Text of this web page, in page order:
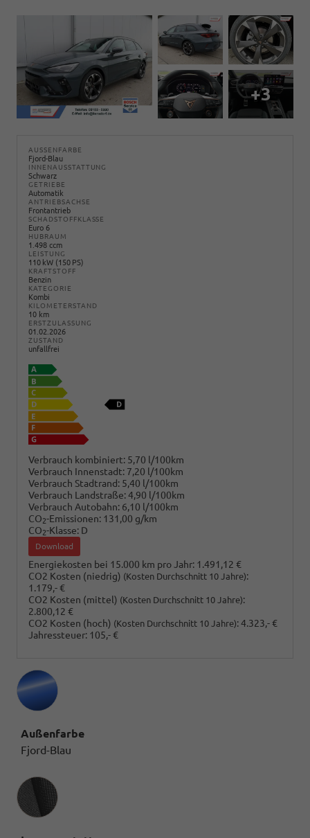
+3
AUSSENFARBE
Fjord-Blau
INNENAUSSTATTUNG
Schwarz
GETRIEBE
Automatik
ANTRIEBSACHSE
Frontantrieb
SCHADSTOFFKLASSE
Euro 6
HUBRAUM
1.498 ccm
LEISTUNG
110 kW (150 PS)
KRAFTSTOFF
Benzin
KATEGORIE
Kombi
KILOMETERSTAND
10 km
ERSTZULASSUNG
01.02.2026
ZUSTAND
unfallfrei
Verbrauch kombiniert: 5,70 l/100km
Verbrauch Innenstadt: 7,20 l/100km
Verbrauch Stadtrand: 5,40 l/100km
Verbrauch Landstraße:4,90 l/100km
Verbrauch Autobahn: 6,10 l/100km
CO2-Emissionen: 131,00 g/km
CO2-Klasse: D
Download
Energiekosten bei 15.000 km pro Jahr: 1.491,12 €
CO2 Kosten (niedrig) (Kosten Durchschnitt 10 Jahre):
1.179,- €
CO2 Kosten (mittel) (Kosten Durchschnitt 10 Jahre):
2.800,12 €
CO2 Kosten (hoch) (Kosten Durchschnitt 10 Jahre):4.323,- €
Jahressteuer: 105,- €
Außenfarbe
Fjord-Blau
Innenausstattung